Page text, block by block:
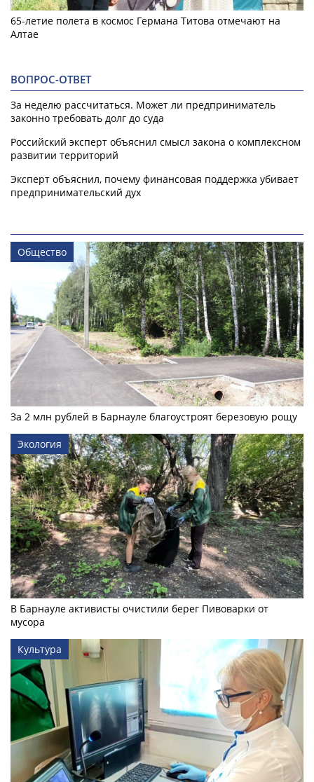
65-летие полета в космос Германа Титова отмечают на
Алтае
ВОПРОС-ОТВЕТ
За неделю рассчитаться. Может ли предприниматель
законно требовать долг до суда
Российский эксперт объяснил смысл закона о комплексном
развитии территорий
Эксперт объяснил, почему финансовая поддержка убивает
предпринимательский дух
Общество
За 2 млн рублей в Барнауле благоустроят березовую рощу
Экология
В Барнауле активисты очистили берег Пивоварки от
мусора
Культура